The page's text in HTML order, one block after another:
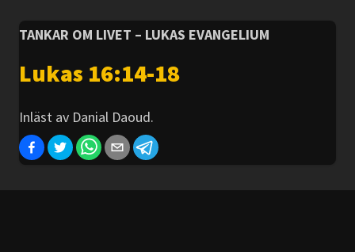
TANKAR OM LIVET – LUKAS EVANGELIUM
Lukas 16:14-18
Inläst av Danial Daoud.